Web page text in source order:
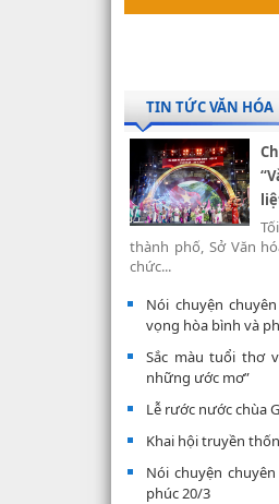
TIN TỨC VĂN HÓA
thành phố, Sở Văn
chức...
Nói chuyện
vọng hòa bình và
Sắc màu tuổi thơ
những ước mơ”
Lễ rước nước chùa
Khai hội truyền
Nói chuyện
phúc 20/3